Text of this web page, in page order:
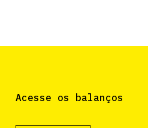
Acesse os balanços